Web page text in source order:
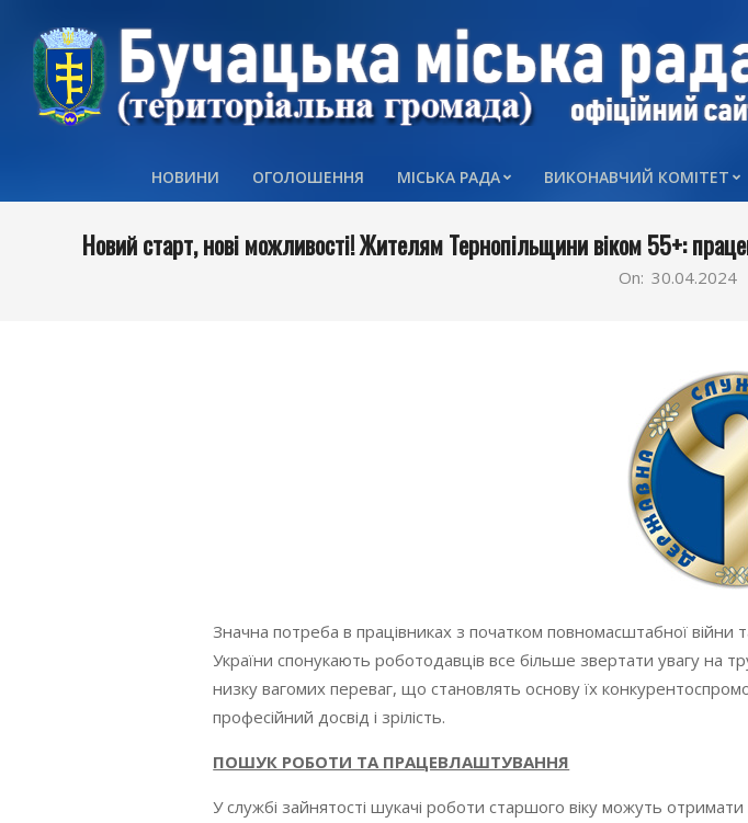
content
НОВИНИ ОГОЛОШЕННЯ МІСЬКА РАДА ВИКОНАВЧИЙ КОМІТЕТ
Новий старт, нові можливості! Жителям Тернопільщини віком 55+:
On: 30.04.2024
Значна потреба в працівниках з початком повномасштабної війни
України спонукають роботодавців все більше звертати увагу на
низку вагомих переваг, що становлять основу їх
професійний досвід і зрілість.
ПОШУК РОБОТИ ТА ПРАЦЕВЛАШТУВАННЯ
У службі зайнятості шукачі роботи старшого віку можуть отримати